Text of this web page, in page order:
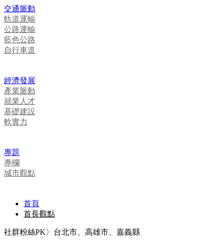
交通脈動
軌道運輸
公路運輸
藍色公路
自行車道
經濟發展
產業脈動
就業人才
基礎建設
軟實力
專題
專欄
城市觀點
首頁
首長觀點
社群粉絲PK〉台北市、高雄市、嘉義縣